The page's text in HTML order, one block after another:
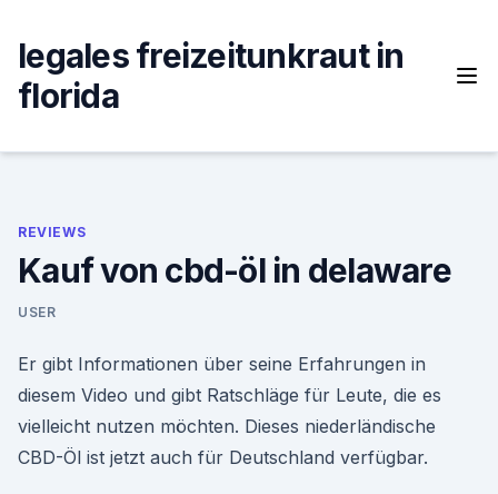
content
legales freizeitunkraut in
florida
REVIEWS
Kauf von cbd-öl in delaware
USER
Er gibt Informationen über seine Erfahrungen in
diesem Video und gibt Ratschläge für Leute, die es
vielleicht nutzen möchten. Dieses niederländische
CBD-Öl ist jetzt auch für Deutschland verfügbar.